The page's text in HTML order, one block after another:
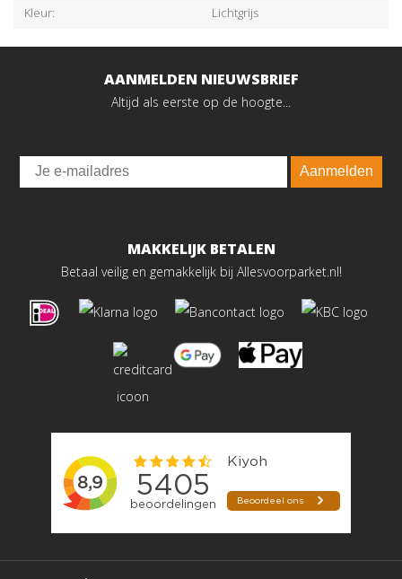
Kleur:
Lichtgrijs
AANMELDEN NIEUWSBRIEF
Altijd als eerste op de hoogte...
Email
Aanmelden
MAKKELIJK BETALEN
Betaal veilig en gemakkelijk bij Allesvoorparket.nl!